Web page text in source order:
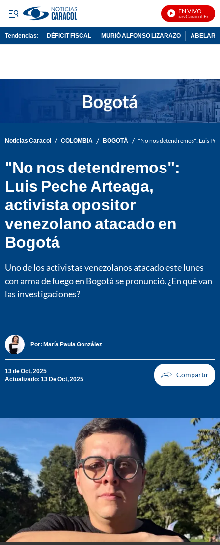
EN VIVO
Noticias Caracol En Vivo
Tendencias: DÉFICIT FISCAL MURIÓ ALFONSO LIZARAZO
Noticias Caracol / COLOMBIA / BOGOTÁ / "No nos detendremos": Luis
"No nos detendremos":
Luis Peche Arteaga,
activista opositor
venezolano atacado en
Bogotá
Uno de los activistas venezolanos atacado este lunes
con arma de fuego en Bogotá se pronunció. ¿En qué van
las investigaciones?
Por: María Paula González
13 de Oct, 2025
Actualizado: 13 De Oct, 2025